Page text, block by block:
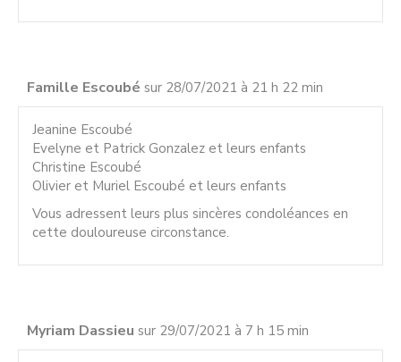
Famille Escoubé sur 28/07/2021 à 21 h 22 min
Jeanine Escoubé
Evelyne et Patrick Gonzalez et leurs enfants
Christine Escoubé
Olivier et Muriel Escoubé et leurs enfants
Vous adressent leurs plus sincères condoléances en
cette douloureuse circonstance.
Myriam Dassieu sur 29/07/2021 à 7 h 15 min